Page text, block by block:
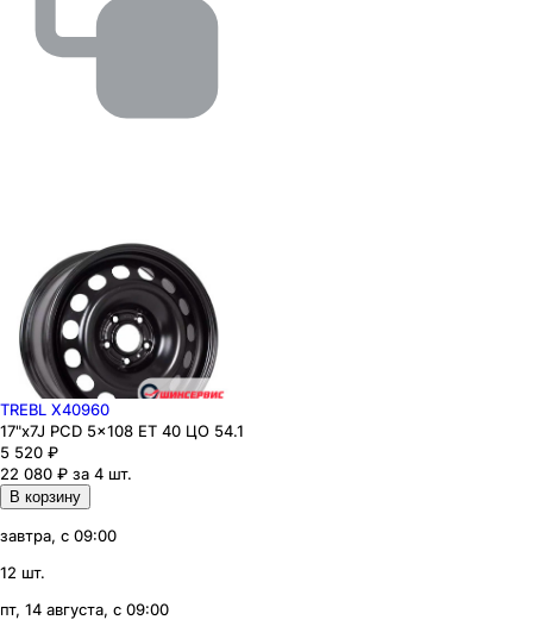
TREBL X40960
17"x7J PCD 5x108 ЕТ 40 ЦО 54.1
5 520 ₽
22 080 ₽ за 4 шт.
В корзину
завтра, с 09:00
12 шт.
пт, 14 августа, с 09:00